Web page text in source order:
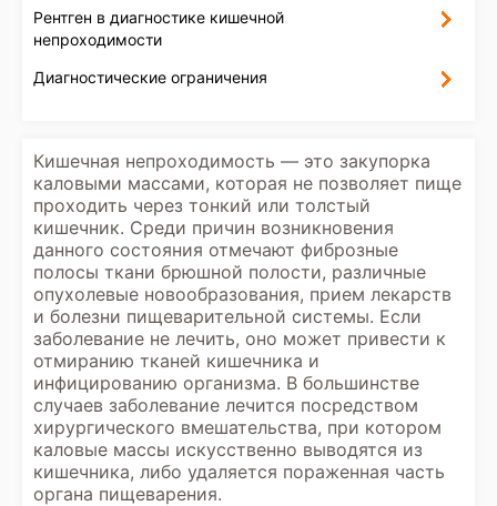
Рентген в диагностике кишечной
непроходимости
Диагностические ограничения
Кишечная непроходимость — это закупорка
каловыми массами, которая не позволяет пище
проходить через тонкий или толстый
кишечник. Среди причин возникновения
данного состояния отмечают фиброзные
полосы ткани брюшной полости, различные
опухолевые новообразования, прием лекарств
и болезни пищеварительной системы. Если
заболевание не лечить, оно может привести к
отмиранию тканей кишечника и
инфицированию организма. В большинстве
случаев заболевание лечится посредством
хирургического вмешательства, при котором
каловые массы искусственно выводятся из
кишечника, либо удаляется пораженная часть
органа пищеварения.